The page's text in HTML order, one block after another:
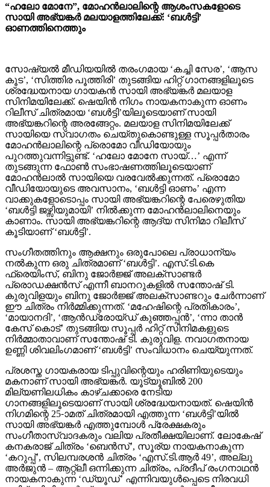
“ഹലോ മോനേ”, മോഹൻലാലിന്റെ ആശംസകളോടെ
സായി അഭ്യങ്കർ മലയാളത്തിലേക്ക്: ‘ബൾട്ടി’
ഓണത്തിനെത്തും
സോഷ്യൽ മീഡിയയിൽ തരംഗമായ ‘കച്ചി സേര’, ‘ആസ
കൂട’, ‘സിത്തിര പൂത്തിരി’ തുടങ്ങിയ ഹിറ്റ് ഗാനങ്ങളിലൂടെ
ശ്രദ്ധേയനായ ഗായകൻ സായി അഭ്യങ്കർ മലയാള
സിനിമയിലേക്ക്. ഷെയിൻ നിഗം നായകനാകുന്ന ഓണം
റിലീസ് ചിത്രമായ ‘ബൾട്ടി’യിലൂടെയാണ് സായി
അഭ്യങ്കറിന്റെ അരങ്ങേറ്റം. മലയാള സിനിമയിലേക്ക്
സായിയെ സ്വാഗതം ചെയ്തുകൊണ്ടുള്ള സൂപ്പർതാരം
മോഹൻലാലിന്റെ പ്രൊമോ വീഡിയോയും
പുറത്തുവന്നിട്ടുണ്ട്. ‘ഹലോ മോനേ സായ്…’ എന്ന്
തുടങ്ങുന്ന ഫോൺ സംഭാഷണത്തിലൂടെയാണ്
മോഹൻലാൽ സായിയെ വരവേൽക്കുന്നത്. പ്രൊമോ
വീഡിയോയുടെ അവസാനം, ‘ബൾട്ടി ഓണം’ എന്ന
വാക്കുകളോടൊപ്പം സായി അഭ്യങ്കറിന്റെ പേരെഴുതിയ
‘ബൾട്ടി ജഴ്സിയുമായി’ നിൽക്കുന്ന മോഹൻലാലിനെയും
കാണാം. സായി അഭ്യങ്കറിന്റെ ആദ്യ സിനിമാ റിലീസ്
കൂടിയാണ് ‘ബൾട്ടി’.
സംഗീതത്തിനും ആക്ഷനും ഒരുപോലെ പ്രാധാന്യം
നൽകുന്ന ഒരു ചിത്രമാണ് ‘ബൾട്ടി’. എസ്.ടി.കെ
ഫ്രെയിംസ്, ബിനു ജോർജ്ജ് അലക്സാണ്ടർ
പ്രൊഡക്ഷൻസ് എന്നീ ബാനറുകളിൽ സന്തോഷ് ടി.
കുരുവിളയും ബിനു ജോർജ്ജ് അലക്സാണ്ടറും ചേർന്നാണ്
ഈ ചിത്രം നിർമ്മിക്കുന്നത്. ‘മഹേഷിന്റെ പ്രതികാരം’,
‘മായാനദി’, ‘ആൻഡ്രോയ്ഡ് കുഞ്ഞപ്പൻ’, ‘ന്നാ താൻ
കേസ് കൊട്’ തുടങ്ങിയ സൂപ്പർ ഹിറ്റ് സിനിമകളുടെ
നിർമ്മാതാവാണ് സന്തോഷ് ടി. കുരുവിള. നവാഗതനായ
ഉണ്ണി ശിവലിംഗമാണ് ‘ബൾട്ടി’ സംവിധാനം ചെയ്യുന്നത്.
പ്രശസ്ത ഗായകരായ ടിപ്പുവിന്റെയും ഹരിണിയുടെയും
മകനാണ് സായി അഭ്യങ്കർ. യൂട്യൂബിൽ 200
മില്യണിലധികം കാഴ്ചക്കാരെ നേടിയ
ഗാനങ്ങളിലൂടെയാണ് സായി ശ്രദ്ധേയനായത്. ഷെയിൻ
നിഗമിന്റെ 25-ാമത് ചിത്രമായി എത്തുന്ന ‘ബൾട്ടി’യിൽ
സായി അഭ്യങ്കർ എത്തുമ്പോൾ പ്രേക്ഷകരും
സംഗീതാസ്വാദകരും വലിയ പ്രതീക്ഷയിലാണ്. ലോകേഷ്
കനകരാജ് ചിത്രം ‘ബെൻസ്’, സൂര്യ നായകനാകുന്ന
‘കറുപ്പ്’, സിലമ്പരശൻ ചിത്രം ‘എസ്.ടി.ആർ 49’, അല്ലു
അർജുൻ – ആറ്റ്‌ലീ ഒന്നിക്കുന്ന ചിത്രം, പ്രദീപ് രംഗനാഥൻ
നായകനാകുന്ന ‘ഡ്യൂഡ്’ എന്നിവയുൾപ്പെടെ നിരവധി